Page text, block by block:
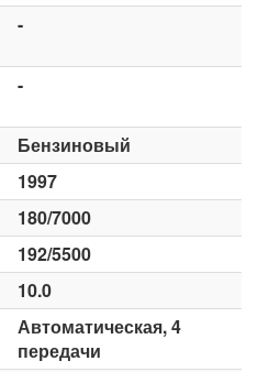
-
-
Бензиновый
1997
180/7000
192/5500
10.0
Автоматическая, 4
передачи